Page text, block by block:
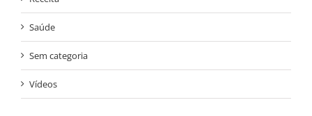
Saúde
Sem categoria
Vídeos